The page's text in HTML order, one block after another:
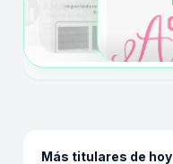
Más titulares de hoy